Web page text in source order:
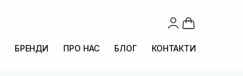
БРЕНДИ ПРО НАС БЛОГ КОНТАКТИ